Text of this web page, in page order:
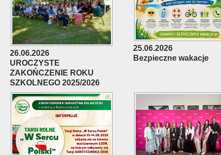
26.06.2026
UROCZYSTE
ZAKOŃCZENIE ROKU
SZKOLNEGO 2025/2026
25.06.2026
Bezpieczne wakacje